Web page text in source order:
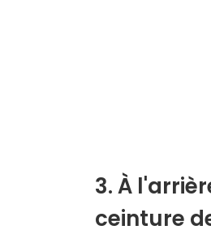
3. À
ceinture